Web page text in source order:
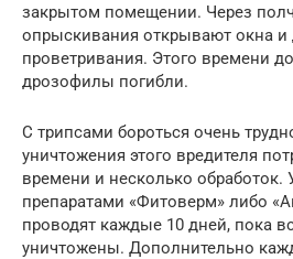
закрытом помещении. Через
опрыскивания открывают окна и
проветривания. Этого времени
дрозофилы погибли.
С трипсами бороться очень
уничтожения этого вредителя
времени и несколько обработок.
препаратами «Фитоверм» либо
проводят каждые 10 дней, пока
уничтожены. Дополнительно